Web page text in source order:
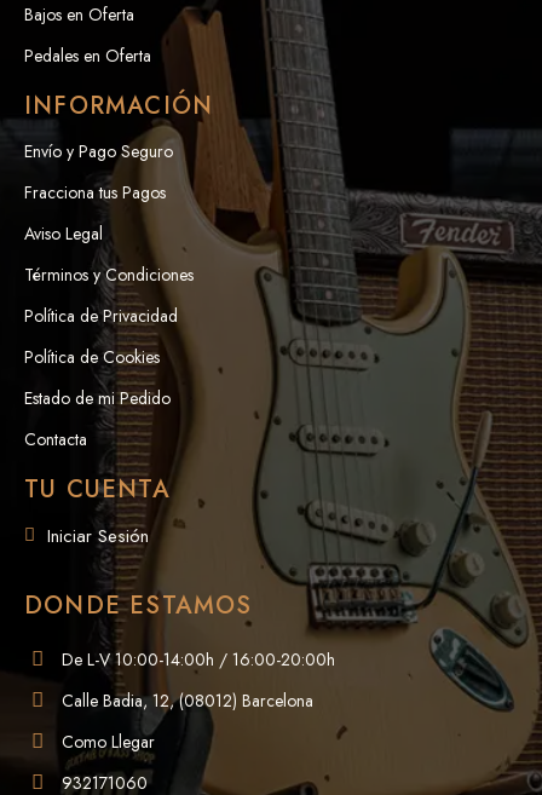
Bajos en Oferta
Pedales en Oferta
INFORMACIÓN
Envío y Pago Seguro
Fracciona tus Pagos
Aviso Legal
Términos y Condiciones
Política de Privacidad
Política de Cookies
Estado de mi Pedido
Contacta
TU CUENTA
Iniciar Sesión
DONDE ESTAMOS
De L-V 10:00-14:00h / 16:00-20:00h
Calle Badia, 12, (08012) Barcelona
Como Llegar
932171060